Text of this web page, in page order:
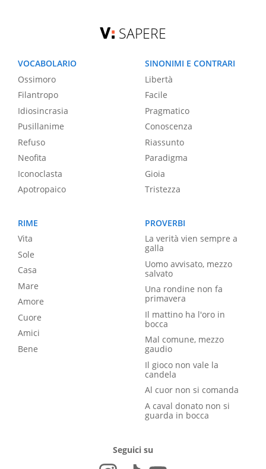
SAPERE
VOCABOLARIO
Ossimoro
Filantropo
Idiosincrasia
Pusillanime
Refuso
Neofita
Iconoclasta
Apotropaico
SINONIMI E CONTRARI
Libertà
Facile
Pragmatico
Conoscenza
Riassunto
Paradigma
Gioia
Tristezza
RIME
Vita
Sole
Casa
Mare
Amore
Cuore
Amici
Bene
PROVERBI
La verità vien sempre a
galla
Uomo avvisato, mezzo
salvato
Una rondine non fa
primavera
Il mattino ha l'oro in
bocca
Mal comune, mezzo
gaudio
Il gioco non vale la
candela
Al cuor non si comanda
A caval donato non si
guarda in bocca
Seguici su